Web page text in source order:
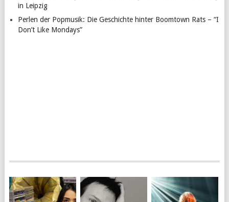
in Leipzig
Perlen der Popmusik: Die Geschichte hinter Boomtown Rats – “I
Don’t Like Mondays”